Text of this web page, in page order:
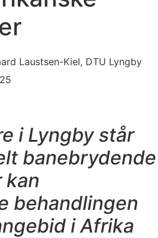
Laustsen-Kiel, DTU Lyngby
i Lyngby står
banebrydende
kan
behandlingen
i Afrika